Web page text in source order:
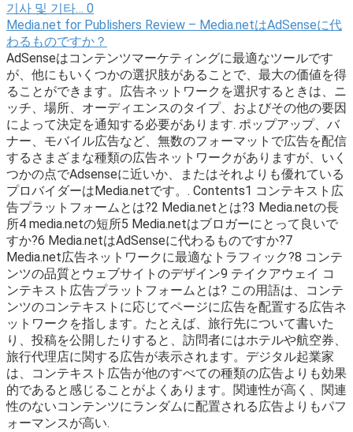
기사 및 기타… 0
Media.net for Publishers Review – Media.netはAdSenseに代
わるものですか？
AdSenseはコンテンツマーケティングに最適なツールです
が、他にもいくつかの選択肢があることで、最大の価値を得
ることができます。広告ネットワークを選択するときは、ニ
ッチ、場所、オーディエンスのタイプ、およびその他の要因
によって決定を通知する必要があります. ポップアップ、バ
ナー、モバイル広告など、無数のフォーマットで広告を配信
するさまざまな種類の広告ネットワークがありますが、いく
つかの点でAdsenseに近いか、またはそれよりも優れている
プロバイダーはMedia.netです。. Contents1 コンテキスト広
告プラットフォームとは?2 Media.netとは?3 Media.netの長
所4 media.netの短所5 Media.netはブロガーにとって良いで
すか?6 Media.netはAdSenseに代わるものですか?7
Media.net広告ネットワークに最適なトラフィック?8 コンテ
ンツの品質とウェブサイトのデザイン9 テイクアウェイ コ
ンテキスト広告プラットフォームとは? この用語は、コンテ
ンツのコンテキストに応じてページに広告を配置する広告ネ
ットワークを指します。たとえば、旅行先について書いた
り、投稿を公開したりすると、訪問者にはホテルや航空券、
旅行代理店に関する広告が表示されます。デジタル起業家
は、コンテキスト広告が他のすべての種類の広告よりも効果
的であると感じることがよくあります。関連性が高く、関連
性のないコンテンツにランダムに配置される広告よりもパフ
ォーマンスが高い.